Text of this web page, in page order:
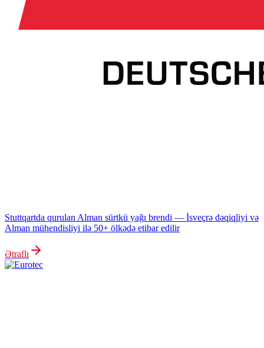
Stuttqartda qurulan Alman sürtkü yağı brendi — İsveçrə dəqiqliyi və
Alman mühendisliyi ilə 50+ ölkədə etibar edilir
Ətraflı